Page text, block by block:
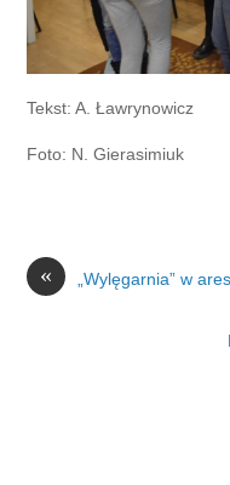
Tekst: A. Ławrynowicz
Foto: N. Gierasimiuk
« „Wylęgarnia” w